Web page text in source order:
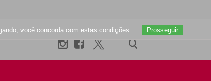
você concorda com estas condições. Prosseguir